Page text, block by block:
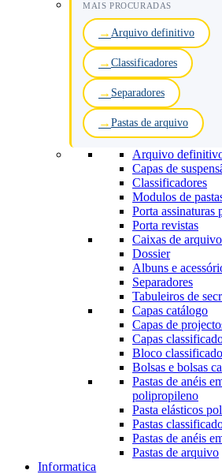
MAIS PROCURADAS
Arquivo definitivo
Classificadores
Separadores
Pastas de arquivo
Arquivo
Capas de
Classificadores
Modulos de
Porta assinaturas
Porta revistas
Caixas de arquivo
Dossier
Albuns e
Separadores
Tabuleiros de
Capas catálogo
Capas de
Capas
Bloco
Bolsas e bolsas
Pastas de anéis
polipropileno
Pasta elásticos
Pastas
Pastas de anéis
Pastas de arquivo
Informatica